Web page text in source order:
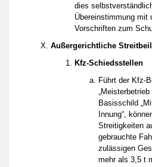
dies
Übereinstimmung mit
Vorschriften zum
Außergerichtliche
Kfz-Schiedsstellen
Führt der Kfz-
Basisschild
Innung“,
Streitigkeiten
gebrauchte
zulässigen
mehr als 3,5 t